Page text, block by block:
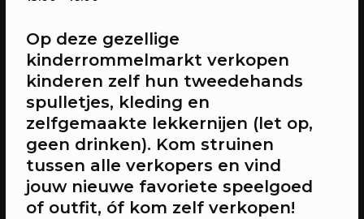
20/04/2023 CONFERENTIE
Op deze gezellige
kinderrommelmarkt verkopen
kinderen zelf hun tweedehands
spulletjes, kleding en
zelfgemaakte lekkernijen (let op,
geen drinken). Kom struinen
tussen alle verkopers en vind
jouw nieuwe favoriete speelgoed
of outfit, óf kom zelf verkopen!